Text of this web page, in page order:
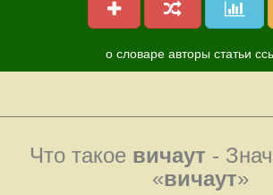
о словаре авторы статьи
Что такое вичаут -
«вичаут»